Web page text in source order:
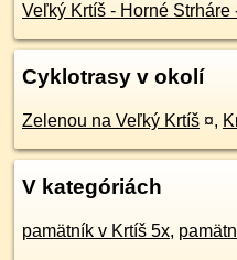
Veľký Krtíš - Horné Strháre
Cyklotrasy v okolí
Zelenou na Veľký Krtíš ¤,
V kategóriách
pamätník v Krtíš 5x,